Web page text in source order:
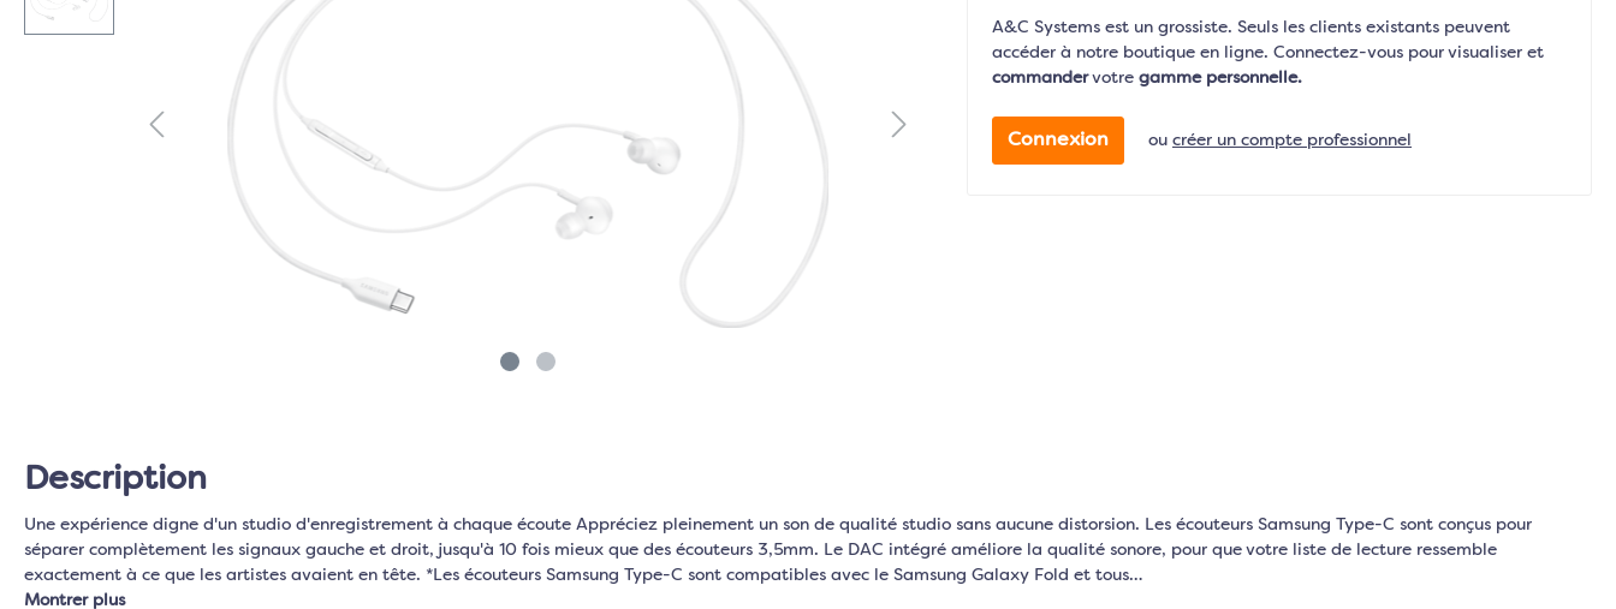
A&C Systems est un grossiste. Seuls les clients existants peuvent
accéder à notre boutique en ligne. Connectez-vous pour visualiser et
commandervotre gamme personnelle.
Connexion ou créer un compte professionnel
Description
Une expérience digne d'un studio d'enregistrement à chaque écoute Appréciez pleinement un son de qualité studio sans aucune distorsion. Les écouteurs Samsung Type-C sont conçus pour
séparer complètement les signaux gauche et droit, jusqu'à 10 fois mieux que des écouteurs 3,5mm. Le DAC intégré améliore la qualité sonore, pour que votre liste de lecture ressemble
exactement à ce que les artistes avaient en tête. *Les écouteurs Samsung Type-C sont compatibles avec le Samsung Galaxy Fold et tous…
Montrer plus